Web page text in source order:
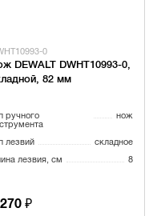
0
DEWALT DWHT10993-0,
82 мм
ручного
нож
лезвий складное
лезвия, см 8
₽